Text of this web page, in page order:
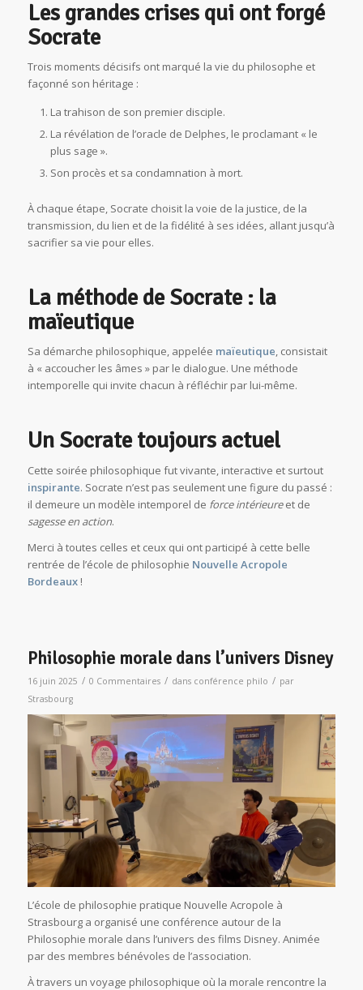
Les grandes crises qui ont forgé
Socrate
Trois moments décisifs ont marqué la vie du philosophe et
façonné son héritage :
La trahison de son premier disciple.
La révélation de l’oracle de Delphes, le proclamant « le
plus sage ».
Son procès et sa condamnation à mort.
À chaque étape, Socrate choisit la voie de la justice, de la
transmission, du lien et de la fidélité à ses idées, allant jusqu’à
sacrifier sa vie pour elles.
La méthode de Socrate : la
maïeutique
Sa démarche philosophique, appelée maïeutique, consistait
à « accoucher les âmes » par le dialogue. Une méthode
intemporelle qui invite chacun à réfléchir par lui-même.
Un Socrate toujours actuel
Cette soirée philosophique fut vivante, interactive et surtout
inspirante. Socrate n’est pas seulement une figure du passé :
il demeure un modèle intemporel de force intérieureet de
sagesse en action.
Merci à toutes celles et ceux qui ont participé à cette belle
rentrée de l’école de philosophie Nouvelle Acropole
Bordeaux!
Philosophie morale dans l’univers Disney
16 juin 2025 / 0 Commentaires / dans conférence philo / par
Strasbourg
L’école de philosophie pratique Nouvelle Acropole à
Strasbourg a organisé une conférence autour de la
Philosophie morale dans l’univers des films Disney. Animée
par des membres bénévoles de l’association.
À travers un voyage philosophique où la morale rencontre la